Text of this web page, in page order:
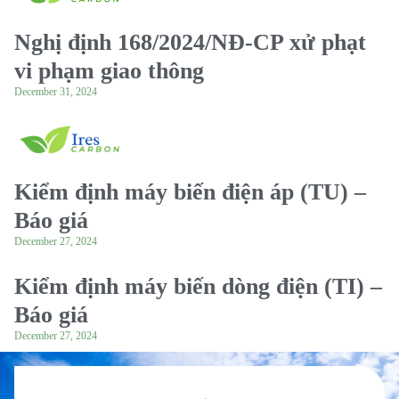
Nghị định 168/2024/NĐ-CP xử phạt
vi phạm giao thông
December 31, 2024
Kiểm định máy biến điện áp (TU) –
Báo giá
December 27, 2024
Kiểm định máy biến dòng điện (TI) –
Báo giá
December 27, 2024